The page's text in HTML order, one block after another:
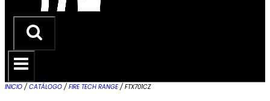
INICIO / CATÁLOGO / FIRE TECH RANGE / FTX701CZ